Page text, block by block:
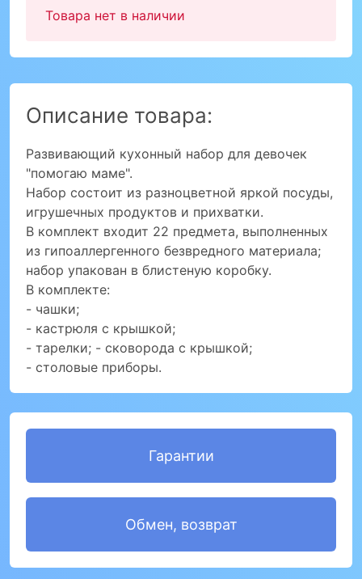
Товара нет в наличии
Описание товара:
Развивающий кухонный набор для девочек
"помогаю маме".
Набор состоит из разноцветной яркой посуды,
игрушечных продуктов и прихватки.
В комплект входит 22 предмета, выполненных
из гипоаллергенного безвредного материала;
набор упакован в блистеную коробку.
В комплекте:
- чашки;
- кастрюля с крышкой;
- тарелки; - сковорода с крышкой;
- столовые приборы.
Гарантии
Обмен, возврат